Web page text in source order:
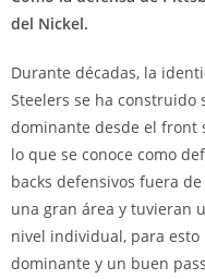
del Nickel.
Durante décadas, la
Steelers se ha
dominante desde el front
lo que se conoce como
backs defensivos fuera
una gran área y tuvieran
nivel individual, para
dominante y un buen